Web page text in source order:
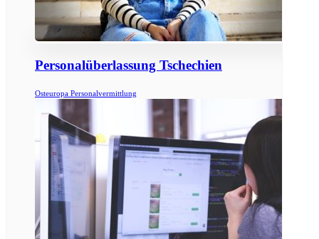
Personalüberlassung Tschechien
Osteuropa Personalvermittlung